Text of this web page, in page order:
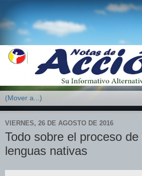
VIERNES, 26 DE AGOSTO DE 2016
Todo sobre el proceso de
lenguas nativas